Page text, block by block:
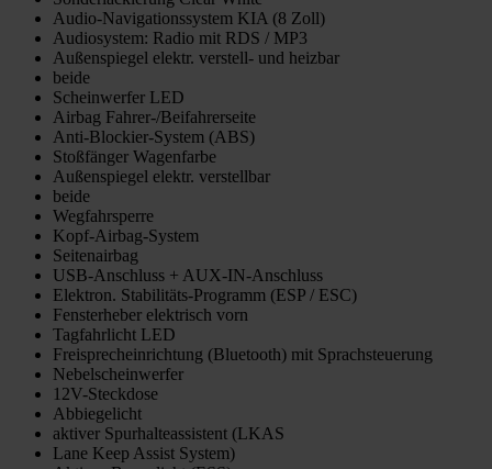
Audio-Navigationssystem KIA (8 Zoll)
Audiosystem: Radio mit RDS / MP3
Außenspiegel elektr. verstell- und heizbar
beide
Scheinwerfer LED
Airbag Fahrer-/Beifahrerseite
Anti-Blockier-System (ABS)
Stoßfänger Wagenfarbe
Außenspiegel elektr. verstellbar
beide
Wegfahrsperre
Kopf-Airbag-System
Seitenairbag
USB-Anschluss + AUX-IN-Anschluss
Elektron. Stabilitäts-Programm (ESP / ESC)
Fensterheber elektrisch vorn
Tagfahrlicht LED
Freisprecheinrichtung (Bluetooth) mit Sprachsteuerung
Nebelscheinwerfer
12V-Steckdose
Abbiegelicht
aktiver Spurhalteassistent (LKAS
Lane Keep Assist System)